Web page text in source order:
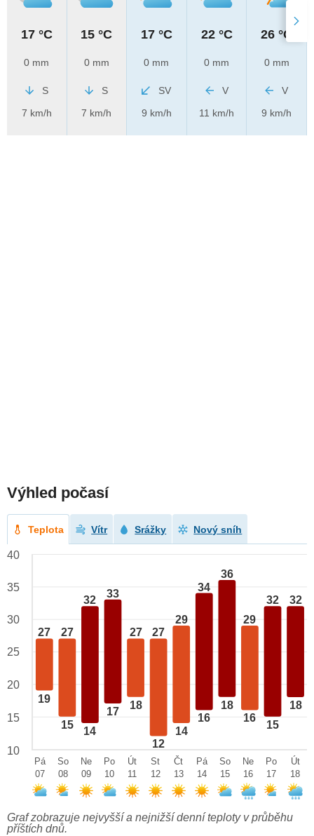
17 °C
0 mm
S
7 km/h
15 °C
0 mm
S
7 km/h
17 °C
0 mm
SV
9 km/h
22 °C
0 mm
V
11 km/h
26 °C
0 mm
V
9 km/h
Výhled počasí
Teplota Vítr Srážky Nový sníh
27
19
27
15
32
14
33
17
27
18
27
12
29
14
34
16
36
18
29
16
32
15
32
18
40
35
30
25
20
15
10
Pá
07
So
08
Ne
09
Po
10
Út
11
St
12
Čt
13
Pá
14
So
15
Ne
16
Po
17
Út
18
Graf zobrazuje nejvyšší a nejnižší denní teploty v průběhu
příštích dnů.